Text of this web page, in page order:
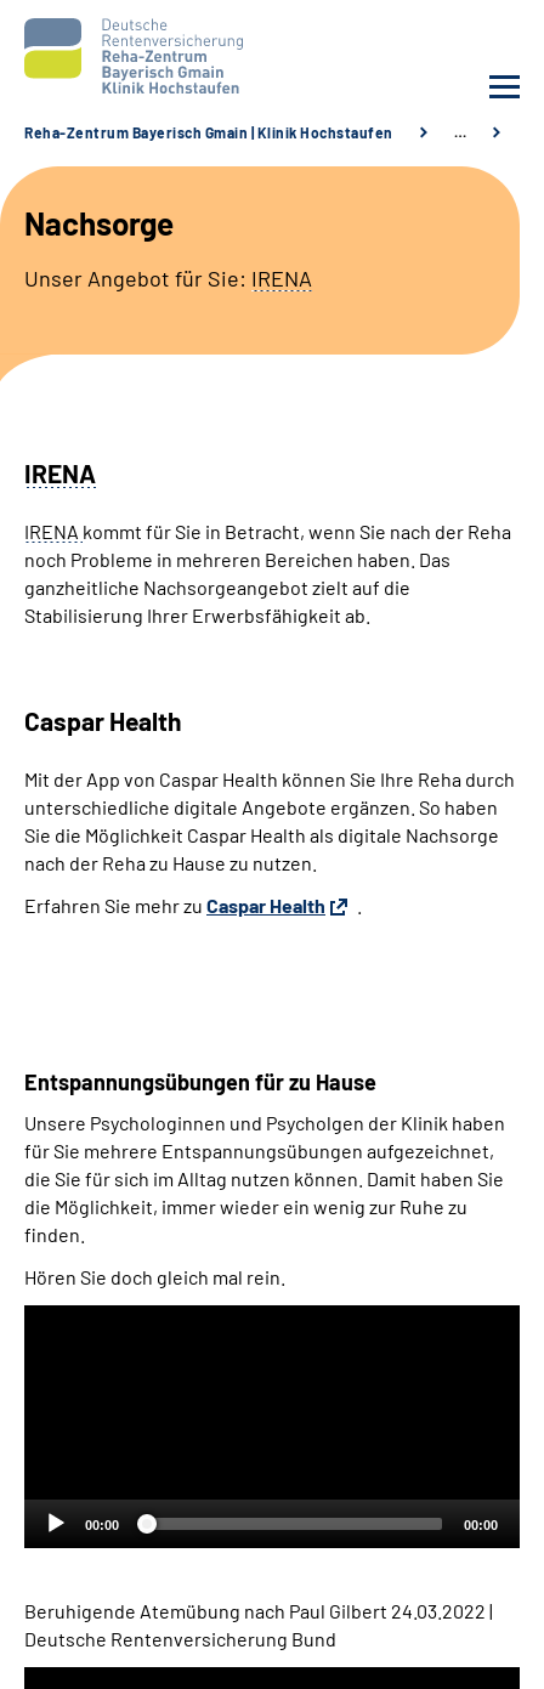
Unsere Klinik
Unsere Angebote
Leichte Sprache
Reha-Zentrum Bayerisch Gmain | Klinik Hochstaufen …
Nachsorge
Unser Angebot für Sie: IRENA
IRENA
IRENA kommt für Sie in Betracht, wenn Sie nach der Reha
noch Probleme in mehreren Bereichen haben. Das
ganzheitliche Nachsorgeangebot zielt auf die
Stabilisierung Ihrer Erwerbsfähigkeit ab.
Caspar Health
Mit der App von Caspar Health können Sie Ihre Reha durch
unterschiedliche digitale Angebote ergänzen. So haben
Sie die Möglichkeit Caspar Health als digitale Nachsorge
nach der Reha zu Hause zu nutzen.
Erfahren Sie mehr zu Caspar Health
Entspannungsübungen für zu Hause
Unsere Psychologinnen und Psycholgen der Klinik haben
für Sie mehrere Entspannungsübungen aufgezeichnet,
die Sie für sich im Alltag nutzen können. Damit haben Sie
die Möglichkeit, immer wieder ein wenig zur Ruhe zu
finden.
Hören Sie doch gleich mal rein.
00:00 00:00
Beruhigende Atemübung nach Paul Gilbert 24.03.2022 |
Deutsche Rentenversicherung Bund